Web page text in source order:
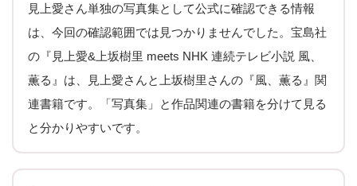
見上愛さん単独の写真集として公式に確認できる情報
は、今回の確認範囲では見つかりませんでした。宝島社
の『見上愛&上坂樹里 meets NHK 連続テレビ小説 風、
薫る』は、見上愛さんと上坂樹里さんの『風、薫る』関
連書籍です。「写真集」と作品関連の書籍を分けて見る
と分かりやすいです。